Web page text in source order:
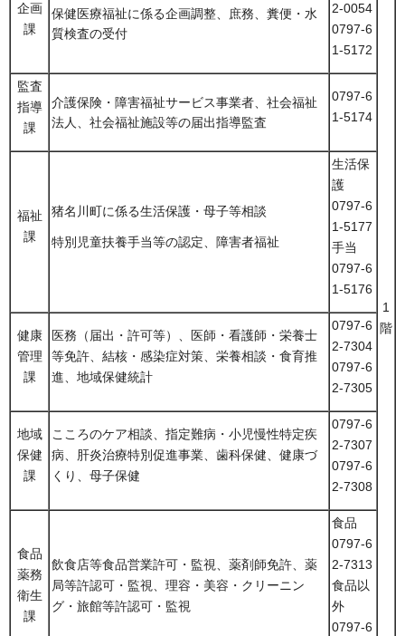
企画
課
保健医療福祉に係る企画調整、庶務、糞便・水
質検査の受付
2-0054
0797-6
1-5172
1
階
監査
指導
課
介護保険・障害福祉サービス事業者、社会福祉
法人、社会福祉施設等の届出指導監査
0797-6
1-5174
福祉
課
猪名川町に係る生活保護・母子等相談
特別児童扶養手当等の認定、障害者福祉
生活保
護
0797-6
1-5177
手当
0797-6
1-5176
健康
管理
課
医務（届出・許可等）、医師・看護師・栄養士
等免許、結核・感染症対策、栄養相談・食育推
進、地域保健統計
0797-6
2-7304
0797-6
2-7305
地域
保健
課
こころのケア相談、指定難病・小児慢性特定疾
病、肝炎治療特別促進事業、歯科保健、健康づ
くり、母子保健
0797-6
2-7307
0797-6
2-7308
食品
薬務
衛生
課
飲食店等食品営業許可・監視、薬剤師免許、薬
局等許認可・監視、理容・美容・クリーニン
グ・旅館等許認可・監視
食品
0797-6
2-7313
食品以
外
0797-6